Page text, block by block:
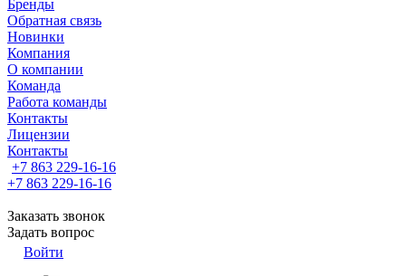
Бренды
Обратная связь
Новинки
Компания
О компании
Команда
Работа команды
Контакты
Лицензии
Контакты
+7 863 229-16-16
+7 863 229-16-16
Заказать звонок
Задать вопрос
Войти